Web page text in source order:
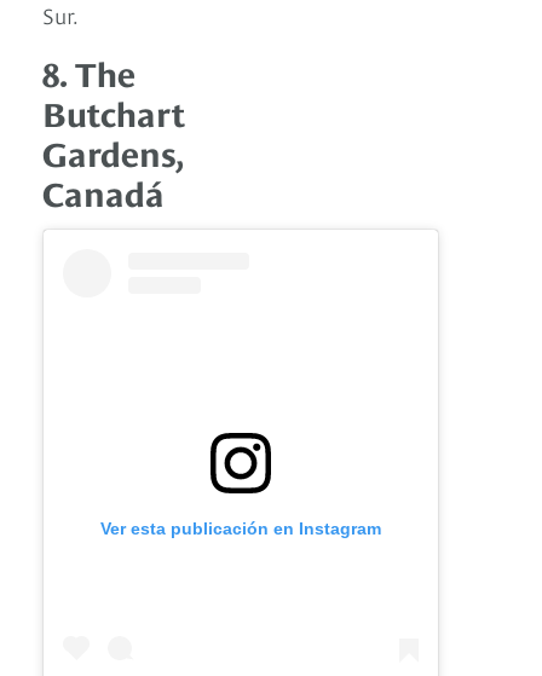
Sur.
8. The
Butchart
Gardens,
Canadá
Ver esta publicación en Instagram